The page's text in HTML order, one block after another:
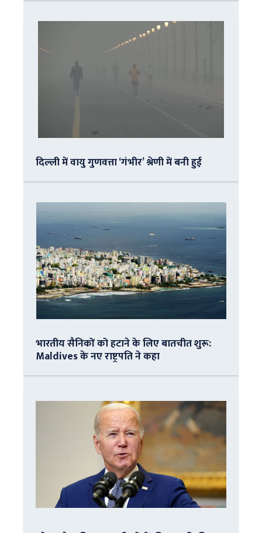
दिल्ली में वायु गुणवत्ता ‘गंभीर’ श्रेणी में बनी हुई
भारतीय सैनिकों को हटाने के लिए बातचीत शुरू:
Maldives के नए राष्ट्रपति ने कहा